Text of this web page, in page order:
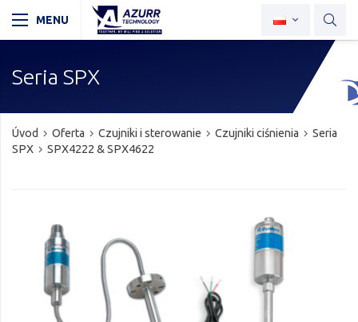
Seria SPX
Úvod Oferta Czujniki i sterowanie Czujniki ciśnienia
Seria
SPX
SPX4222 & SPX4622